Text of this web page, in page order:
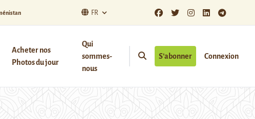
FR
Acheter nos
Photos du jour
Qui
sommes-
nous
S’abonner Connexion